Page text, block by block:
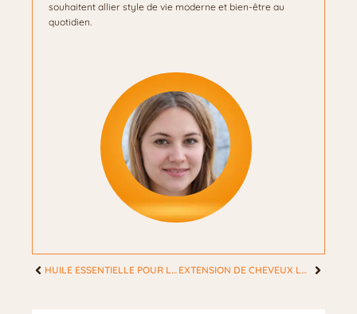
souhaitent allier style de vie moderne et bien-être au
quotidien.
HUILE ESSENTIELLE POUR LESSIVE MAISON : LES 7 HUILES À PRIVILÉGIER SELON VOS BESOINS EXTENSION DE CHEVEUX LOOPS : LES ERREURS À ÉVITER POUR UN RENDU NATUREL